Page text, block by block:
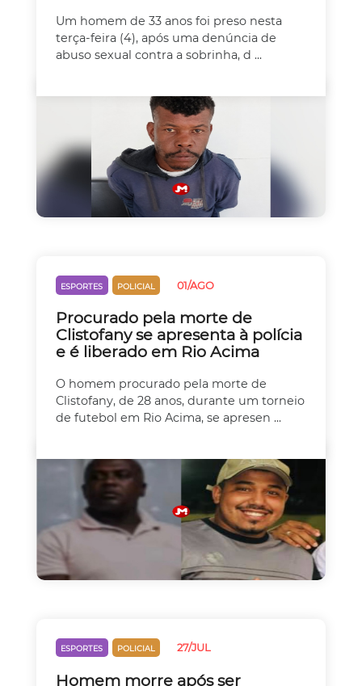
Um homem de 33 anos foi preso nesta
terça-feira (4), após uma denúncia de
abuso sexual contra a sobrinha, d ...
ESPORTES POLICIAL 01/AGO
Procurado pela morte de
Clistofany se apresenta à polícia
e é liberado em Rio Acima
O homem procurado pela morte de
Clistofany, de 28 anos, durante um torneio
de futebol em Rio Acima, se apresen ...
ESPORTES POLICIAL 27/JUL
Homem morre após ser